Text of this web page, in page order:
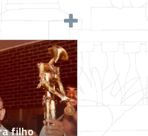
filho